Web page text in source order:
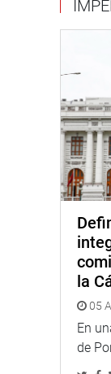
la
05
En
de